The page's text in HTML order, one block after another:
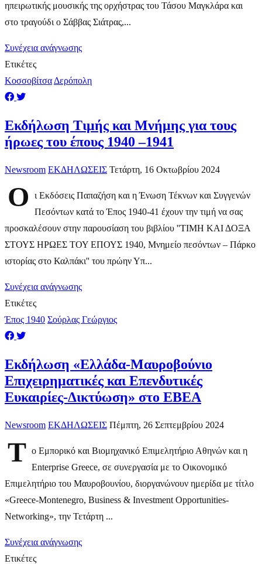
ηπειρωτικής μουσικής της ορχήστρας του Τάσου Μαγκλάρα και
στο τραγούδι ο Σάββας Σιάτρας,...
Συνέχεια ανάγνωσης
Ετικέτες
Κοσσοβίτσα Δερόπολη
Εκδήλωση Τιμής και Μνήμης για τους
ήρωες του έπους 1940 –1941
Newsroom ΕΚΔΗΛΩΣΕΙΣ Τετάρτη, 16 Οκτωβρίου 2024
Ο
ι Εκδόσεις Παπαζήση και η Ένωση Τέκνων και Συγγενών
Πεσόντων κατά το Έπος 1940-41 έχουν την τιμή να σας
προσκαλέσουν στην παρουσίαση του βιβλίου ''ΤΙΜΗ ΚΑΙ ΔΟΞΑ
ΣΤΟΥΣ ΗΡΩΕΣ ΤΟΥ ΕΠΟΥΣ 1940, Μνημείο πεσόντων – Πάρκο
ιστορίας στο Καλπάκι'' του πρώην Υπ...
Συνέχεια ανάγνωσης
Ετικέτες
Έπος 1940 Σούρλας Γεώργιος
Εκδήλωση «Ελλάδα-Μαυροβούνιο
Επιχειρηματικές και Επενδυτικές
Ευκαιρίες-Δικτύωση» στο ΕΒΕΑ
Newsroom ΕΚΔΗΛΩΣΕΙΣ Πέμπτη, 26 Σεπτεμβρίου 2024
Τ ο Εμπορικό και Βιομηχανικό Επιμελητήριο Αθηνών και η
Enterprise Greece, σε συνεργασία με το Οικονομικό
Επιμελητήριο του Μαυροβουνίου, διοργανώνουν ημερίδα με τίτλο
«Greece-Montenegro, Business & Investment Opportunities-
Networking», την Τετάρτη ...
Συνέχεια ανάγνωσης
Ετικέτες